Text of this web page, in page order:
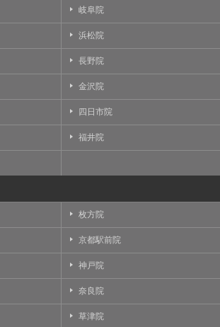
岐阜院
浜松院
長野院
金沢院
四日市院
福井院
枚方院
京都駅前院
神戸院
奈良院
草津院